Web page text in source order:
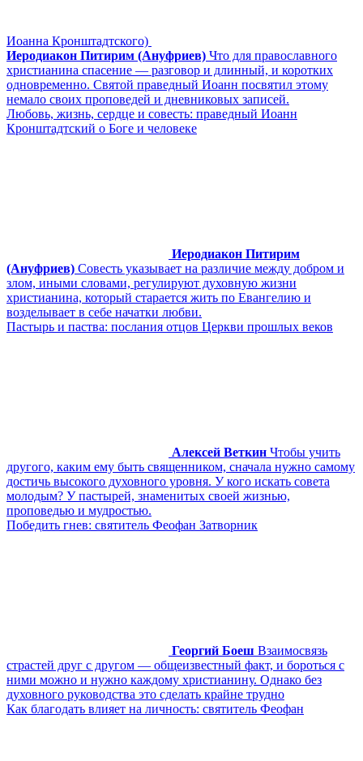
Иоанна Кронштадтского)
Иеродиакон Питирим (Ануфриев) Что для православного
христианина спасение — разговор и длинный, и коротких
одновременно. Святой праведный Иоанн посвятил этому
немало своих проповедей и дневниковых записей.
Любовь, жизнь, сердце и совесть: праведный Иоанн
Кронштадтский о Боге и человеке
Иеродиакон Питирим
(Ануфриев) Совесть указывает на различие между добром и
злом, иными словами, регулируют духовную жизни
христианина, который старается жить по Евангелию и
возделывает в себе начатки любви.
Пастырь и паства: послания отцов Церкви прошлых веков
Алексей Веткин Чтобы учить
другого, каким ему быть священником, сначала нужно самому
достичь высокого духовного уровня. У кого искать совета
молодым? У пастырей, знаменитых своей жизнью,
проповедью и мудростью.
Победить гнев: святитель Феофан Затворник
Георгий Боеш Взаимосвязь
страстей друг с другом — общеизвестный факт, и бороться с
ними можно и нужно каждому христианину. Однако без
духовного руководства это сделать крайне трудно
Как благодать влияет на личность: святитель Феофан